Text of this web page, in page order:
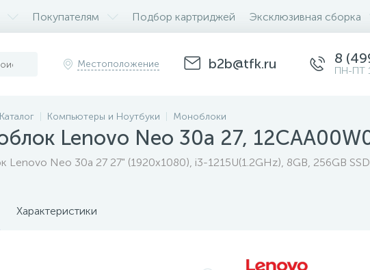
Покупателям Подбор картриджей Эксклюзивная сборка
Местоположение b2b@tfk.ru 8
ПН-ПТ
Каталог Компьютеры и Ноутбуки Моноблоки
Lenovo Neo 30a 27,
Lenovo Neo 30a 27 27" (1920x1080), i3-1215U(1.2GHz), 8GB, 256GB
Характеристики